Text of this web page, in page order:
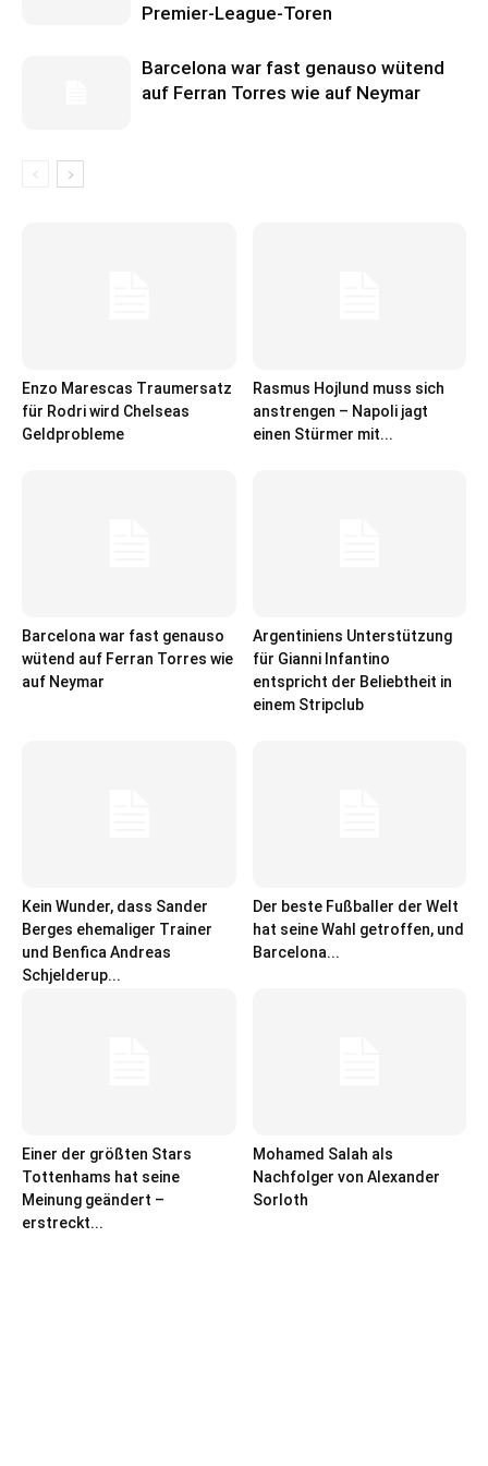
Premier-League-Toren
Barcelona war fast genauso wütend
auf Ferran Torres wie auf Neymar
Enzo Marescas Traumersatz
für Rodri wird Chelseas
Geldprobleme
Rasmus Hojlund muss sich
anstrengen – Napoli jagt
einen Stürmer mit...
Barcelona war fast genauso
wütend auf Ferran Torres wie
auf Neymar
Argentiniens Unterstützung
für Gianni Infantino
entspricht der Beliebtheit in
einem Stripclub
Kein Wunder, dass Sander
Berges ehemaliger Trainer
und Benfica Andreas
Schjelderup...
Der beste Fußballer der Welt
hat seine Wahl getroffen, und
Barcelona...
Einer der größten Stars
Tottenhams hat seine
Meinung geändert –
erstreckt...
Mohamed Salah als
Nachfolger von Alexander
Sorloth